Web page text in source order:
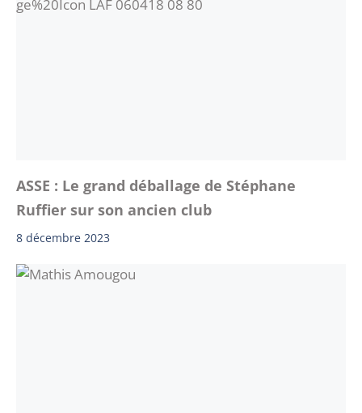
ASSE : Le grand déballage de Stéphane
Ruffier sur son ancien club
8 décembre 2023